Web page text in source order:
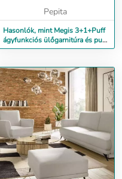
Pepita
Hasonlók, mint Megis 3+1+Puff
ágyfunkciós ülőgarnitúra és puff
rózsaszín